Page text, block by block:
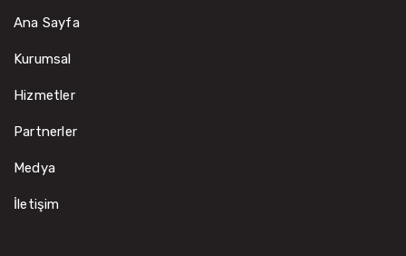
Ana Sayfa
Kurumsal
Hizmetler
Partnerler
Medya
İletişim